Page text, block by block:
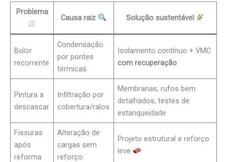
Problema
Causa raiz Solução sustentável
Bolor
recorrente
Condensação
por pontes
térmicas
Isolamento contínuo + VMC
com recuperação
Pintura a
descascar
Infiltração por
cobertura/ralos
Membranas, rufos bem
detalhados, testes de
estanqueidade
Fissuras
após
reforma
Alteração de
cargas sem
reforço
Projeto estrutural e reforço
leve